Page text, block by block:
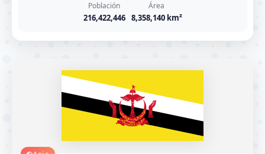
Población
216,422,446
Área
8,358,140 km²